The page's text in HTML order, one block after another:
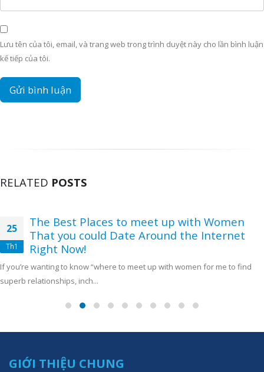
Lưu tên của tôi, email, và trang web trong trình duyệt này cho lần bình luận
kế tiếp của tôi.
RELATED POSTS
25
Th1
The Best Places to meet up with Women
That you could Date Around the Internet
Right Now!
If you’re wanting to know “where to meet up with women for me to find
superb relationships, inch...
GIỚI THIỆU CHUNG